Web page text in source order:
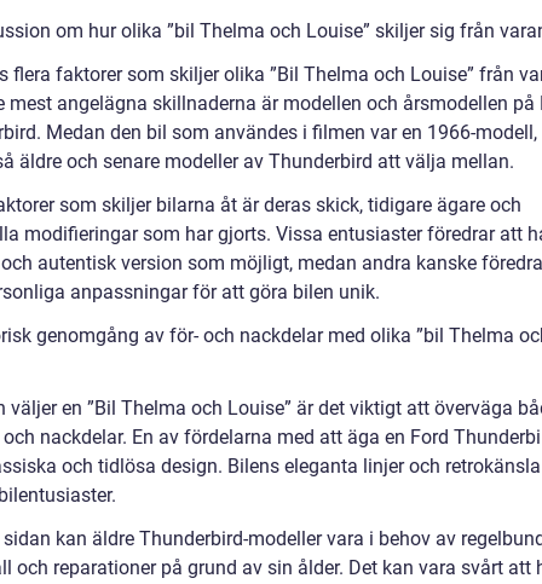
om hur olika ”bil Thelma och Louise” skiljer sig från
flera faktorer som skiljer olika ”Bil Thelma och Louise” från
mest angelägna skillnaderna är modellen och årsmodellen på
Medan den bil som användes i filmen var en 1966-
äldre och senare modeller av Thunderbird att välja mellan.
som skiljer bilarna åt är deras skick, tidigare ägare och
modifieringar som har gjorts. Vissa entusiaster föredrar att
autentisk version som möjligt, medan andra kanske
anpassningar för att göra bilen unik.
genomgång av för- och nackdelar med olika ”bil Thelma
väljer en ”Bil Thelma och Louise” är det viktigt att överväga
nackdelar. En av fördelarna med att äga en Ford
och tidlösa design. Bilens eleganta linjer och
kan äldre Thunderbird-modeller vara i behov av
och reparationer på grund av sin ålder. Det kan vara svårt att